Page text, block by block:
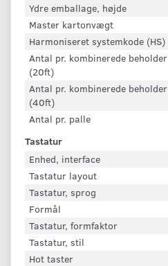
Ydre emballage, højde
Master kartonvægt
Harmoniseret systemkode (HS)
Antal pr. kombinerede beholder
(20ft)
Antal pr. kombinerede beholder
(40ft)
Antal pr. palle
Tastatur
Enhed, interface
Tastatur layout
Tastatur, sprog
Formål
Tastatur, formfaktor
Tastatur, stil
Hot taster